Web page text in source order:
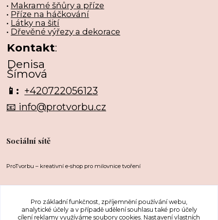
• Makramé šňůry a příze
• Příze na háčkování
• Látky na šití
• Dřevěné výřezy a dekorace
Kontakt:
Denisa
Šímová
📱: +420722056123
📧 info@protvorbu.cz
Sociální sítě
ProTvorbu – kreativní e-shop pro milovnice tvoření
Pro základní funkčnost, zpříjemnění používání webu,
analytické účely a v případě udělení souhlasu také pro účely
cílení reklamy využíváme soubory cookies. Nastavení vlastních